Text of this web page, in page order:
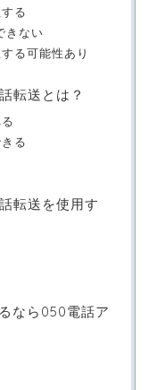
る
きない
る可能性あり
転送とは？
る
転送を使用す
なら050電話ア